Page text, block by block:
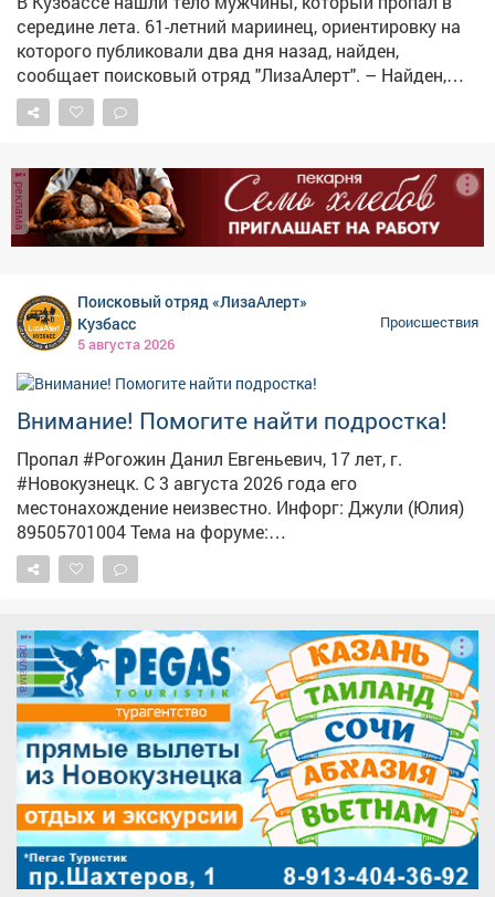
середине лета. 61-летний мариинец, ориентировку на
которого публиковали два дня назад, найден,
сообщает поисковый отряд "ЛизаАлерт". – Найден,
погиб, – гласит уведомление. Пропал мужчина ещё 15
июля. Обстоятельства трагедии волонтёры не
месяц в Кузбассе поступило 359 заявок о пропавших
людях. 296 удалось найти живыми, 10 – погибшими,
семерых найти не удалось.
реклама
Поисковый отряд «ЛизаАлерт»
Кузбасс
5 августа 2026
Происшествия
Внимание! Помогите найти подростка!
Пропал #Рогожин Данил Евгеньевич, 17 лет, г.
#Новокузнецк. С 3 августа 2026 года его
местонахождение неизвестно. Инфорг: Джули (Юлия)
89505701004 Тема на форуме:
https://lizaalert.org/forum/viewtopic.php?t=371502
#ЛизаАлерт #ЛизаАлертКузбасс #ПропалЧеловек
реклама